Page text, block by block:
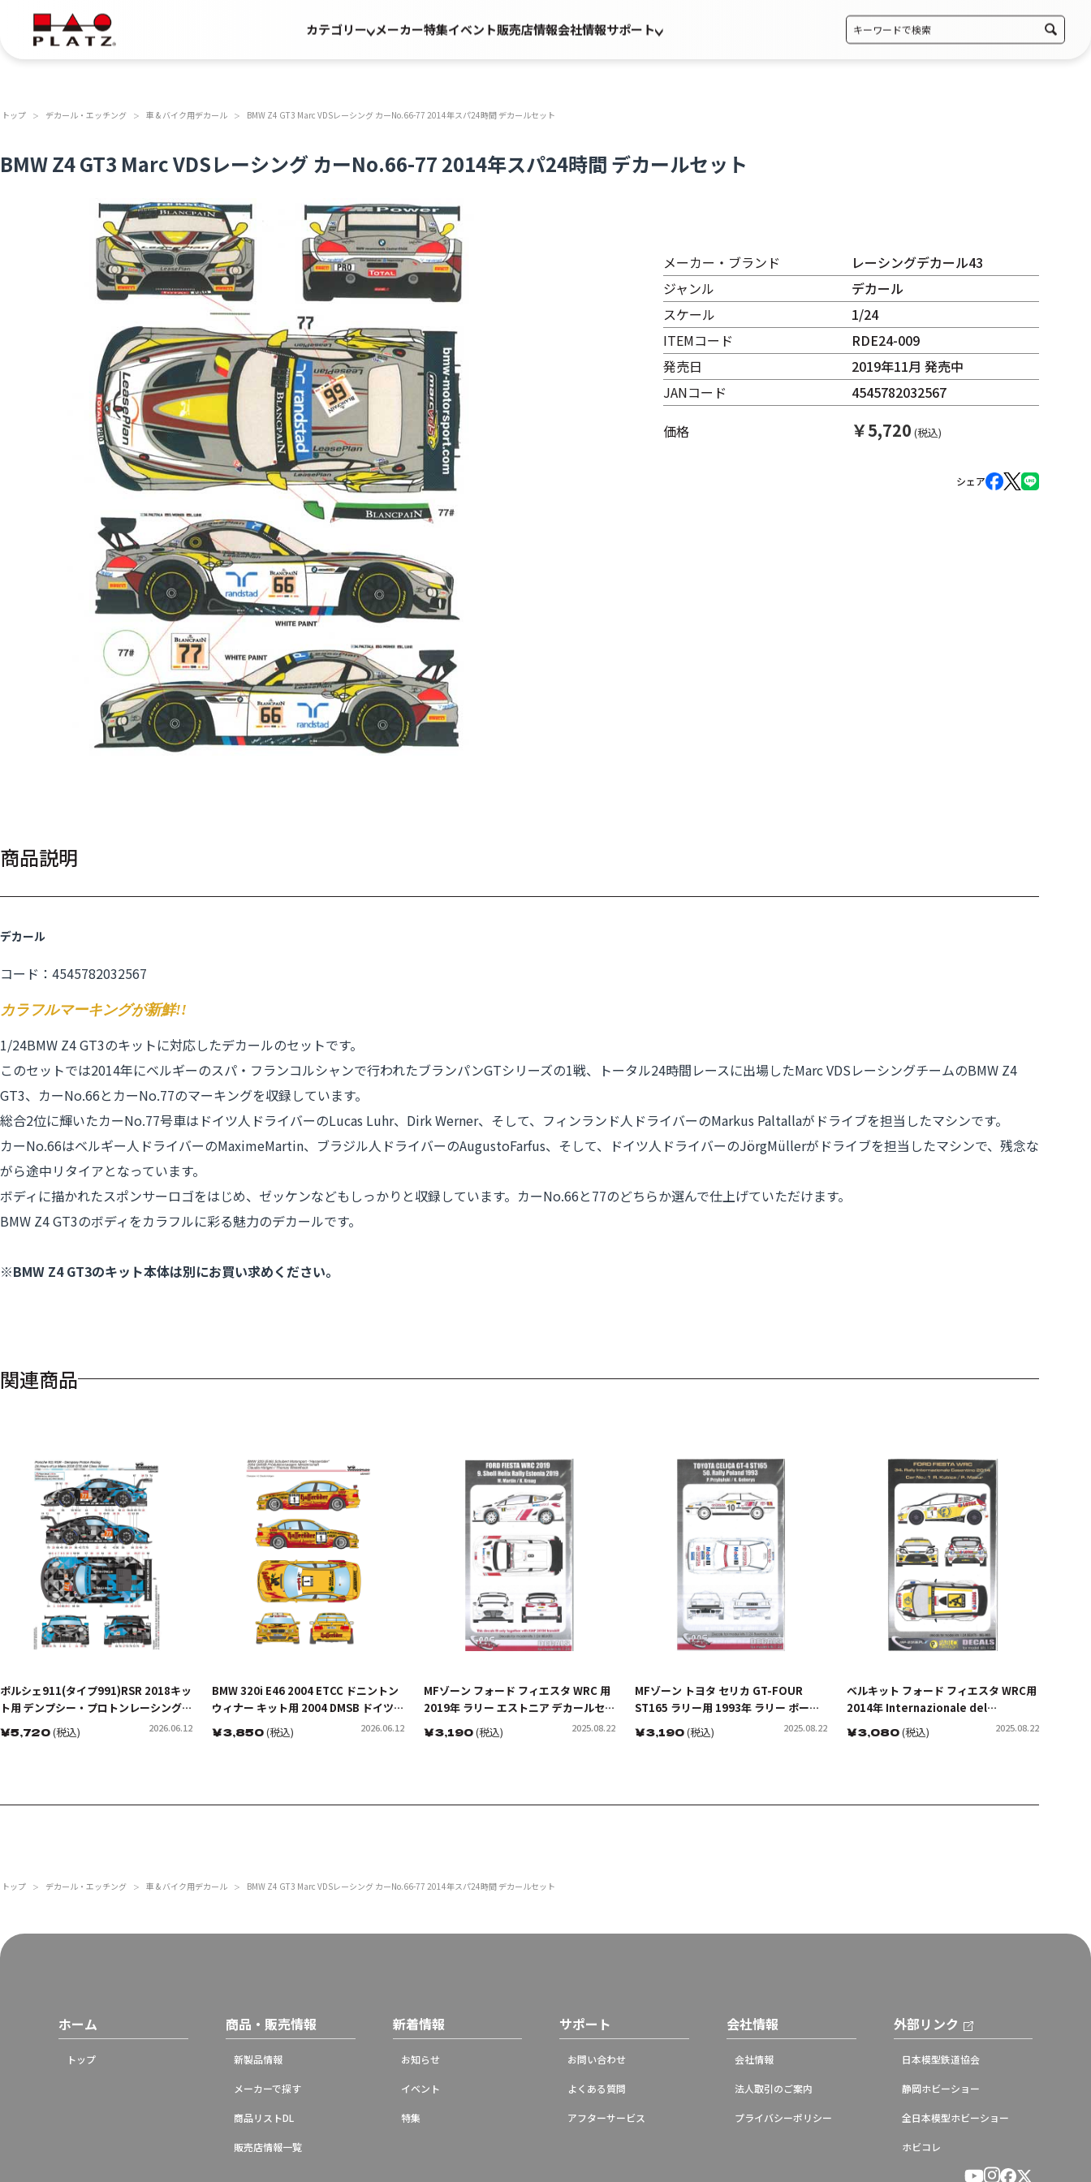
カテゴリー メーカー特集イベント販売店情報会社情報サポート
トップ ＞ デカール・エッチング ＞ 車 & バイク用デカール ＞ BMW Z4 GT3 Marc VDSレーシング カーNo.66-77 2014年スパ24時間 デカールセット
BMW Z4 GT3 Marc VDSレーシング カーNo.66-77 2014年スパ24時間 デカールセット
メーカー・ブランド
レーシングデカール43
ジャンル
デカール
スケール
1/24
ITEMコード
RDE24-009
発売日
2019年11月 発売中
JANコード
4545782032567
価格
￥5,720 (税込)
シェア
商品説明
デカール
コード：4545782032567
カラフルマーキングが新鮮!!
1/24BMW Z4 GT3のキットに対応したデカールのセットです。
このセットでは2014年にベルギーのスパ・フランコルシャンで行われたブランパンGTシリーズの1戦、トータル24時間レースに出場したMarc VDSレーシングチームのBMW Z4
GT3、カーNo.66とカーNo.77のマーキングを収録しています。
総合2位に輝いたカーNo.77号車はドイツ人ドライバーのLucas Luhr、Dirk Werner、そして、フィンランド人ドライバーのMarkus Paltallaがドライブを担当したマシンです。
カーNo.66はベルギー人ドライバーのMaximeMartin、ブラジル人ドライバーのAugustoFarfus、そして、ドイツ人ドライバーのJörgMüllerがドライブを担当したマシンで、残念な
がら途中リタイアとなっています。
ボディに描かれたスポンサーロゴをはじめ、ゼッケンなどもしっかりと収録しています。カーNo.66と77のどちらか選んで仕上げていただけます。
BMW Z4 GT3のボディをカラフルに彩る魅力のデカールです。
※BMW Z4 GT3のキット本体は別にお買い求めください。
関連商品
ポルシェ911(タイプ991)RSR 2018キッ
ト用 デンプシー・プロトンレーシング
2018 ル･マン24時間 GTE AM クラスウ
ィナーデカールセット
￥5,720(税込) 2026.06.12
BMW 320i E46 2004 ETCC ドニントン
ウィナー キット用 2004 DMSB ドイツ
ツーリングカー選手権 シューベルト モ
ータースポーツ ”ハッセレーダー” クラ
￥3,850(税込) 2026.06.12
MFゾーン フォード フィエスタ WRC 用
2019年 ラリー エストニア デカールセッ
￥3,190(税込) 2025.08.22
MFゾーン トヨタ セリカ GT-FOUR
ST165 ラリー用 1993年 ラリー ポーラ
ンド デカールセット デカール
￥3,190(税込) 2025.08.22
ベルキット フォード フィエスタ WRC用
2014年 Internazionale del
Casentino セット
￥3,080(税込) 2025.08.22
トップ ＞ デカール・エッチング ＞ 車 & バイク用デカール ＞ BMW Z4 GT3 Marc VDSレーシング カーNo.66-77 2014年スパ24時間 デカールセット
ホーム
トップ
商品・販売情報
新製品情報
メーカーで探す
商品リストDL
販売店情報一覧
新着情報
お知らせ
イベント
特集
サポート
お問い合わせ
よくある質問
アフターサービス
会社情報
会社情報
法人取引のご案内
プライバシーポリシー
外部リンク
日本模型鉄道協会
静岡ホビーショー
全日本模型ホビーショー
ホビコレ